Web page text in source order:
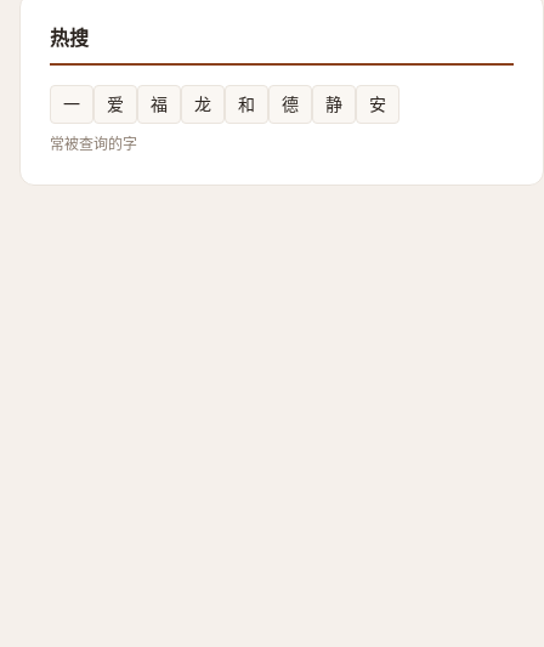
热搜
一 爱 福 龙 和 德 静 安
常被查询的字